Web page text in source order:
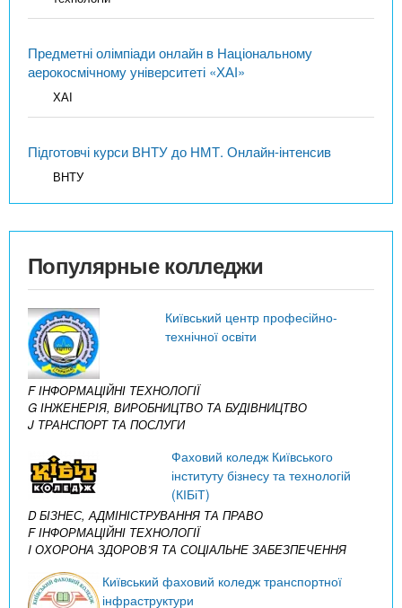
Предметні олімпіади онлайн в Національному
аерокосмічному університеті «ХАІ»
ХАІ
Підготовчі курси ВНТУ до НМТ. Онлайн-інтенсив
ВНТУ
Популярные колледжи
Київський центр професійно-
технічної освіти
F ІНФОРМАЦІЙНІ ТЕХНОЛОГІЇ
G ІНЖЕНЕРІЯ, ВИРОБНИЦТВО ТА БУДІВНИЦТВО
J ТРАНСПОРТ ТА ПОСЛУГИ
Фаховий коледж Київського
інституту бізнесу та технологій
(КІБіТ)
D БІЗНЕС, АДМІНІСТРУВАННЯ ТА ПРАВО
F ІНФОРМАЦІЙНІ ТЕХНОЛОГІЇ
I ОХОРОНА ЗДОРОВ’Я ТА СОЦІАЛЬНЕ ЗАБЕЗПЕЧЕННЯ
Київський фаховий коледж транспортної
інфраструктури